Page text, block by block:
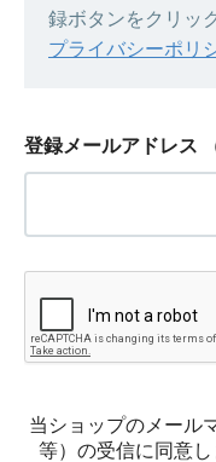
録ボタンをクリッ
プライバシーポリ
登録メールアドレス
当ショップのメール
等）の受信に同意